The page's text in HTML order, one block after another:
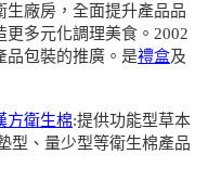
生廠房，全面提升產品品
多元化調理美食。2002
品包裝的推廣。是禮盒及
方衛生棉:提供功能型草本
型、量少型等衛生棉產品